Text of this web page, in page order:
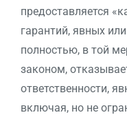
предоставляется
гарантий, явных
полностью, в той
законом,
ответственности,
включая, но не